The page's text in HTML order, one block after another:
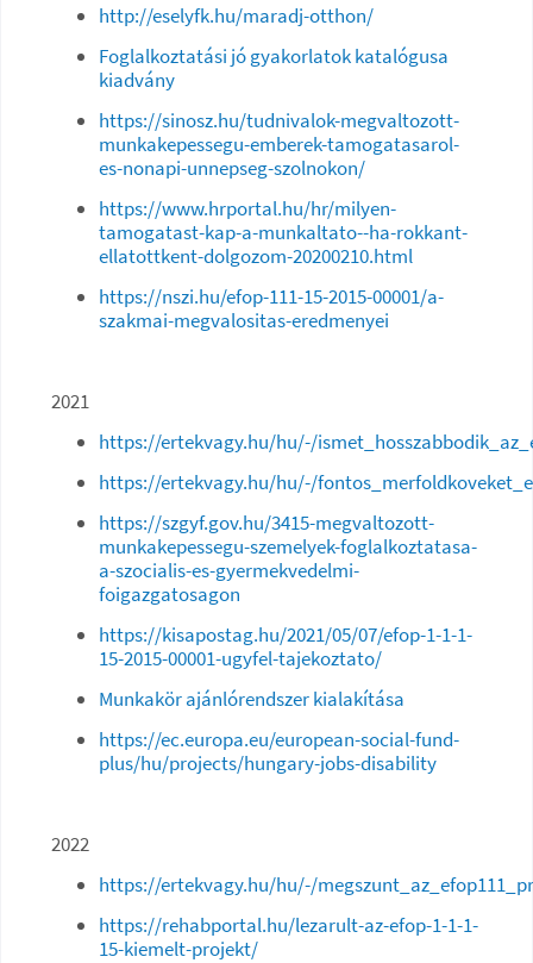
http://eselyfk.hu/maradj-otthon/
Foglalkoztatási jó gyakorlatok katalógusa
kiadvány
https://sinosz.hu/tudnivalok-megvaltozott-
munkakepessegu-emberek-tamogatasarol-
es-nonapi-unnepseg-szolnokon/
https://www.hrportal.hu/hr/milyen-
tamogatast-kap-a-munkaltato--ha-rokkant-
ellatottkent-dolgozom-20200210.html
https://nszi.hu/efop-111-15-2015-00001/a-
szakmai-megvalositas-eredmenyei
2021
https://ertekvagy.hu/hu/-/
https://ertekvagy.hu/hu/-/
https://szgyf.gov.hu/3415-megvaltozott-
munkakepessegu-szemelyek-foglalkoztatasa-
a-szocialis-es-gyermekvedelmi-
foigazgatosagon
https://kisapostag.hu/2021/05/07/efop-1-1-1-
15-2015-00001-ugyfel-tajekoztato/
Munkakör ajánlórendszer kialakítása
https://ec.europa.eu/european-social-fund-
plus/hu/projects/hungary-jobs-disability
2022
https://ertekvagy.hu/hu/-/
https://rehabportal.hu/lezarult-az-efop-1-1-1-
15-kiemelt-projekt/